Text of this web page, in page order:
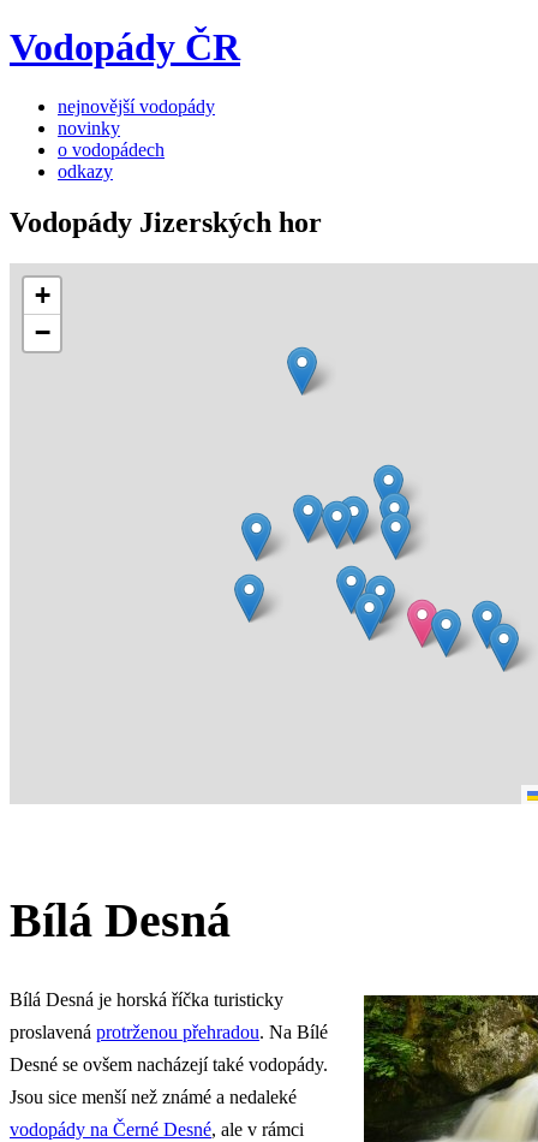
Vodopády ČR
nejnovější vodopády
novinky
o vodopádech
odkazy
Vodopády Jizerských hor
+
−
Bílá Desná
Bílá Desná je horská říčka turisticky
proslavená protrženou přehradou. Na Bílé
Desné se ovšem nacházejí také vodopády.
Jsou sice menší než známé a nedaleké
vodopády na Černé Desné, ale v rámci